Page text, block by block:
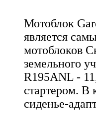
Мотоблок
является
мотоблоков
земельного
R195ANL -
стартером. В
сиденье-